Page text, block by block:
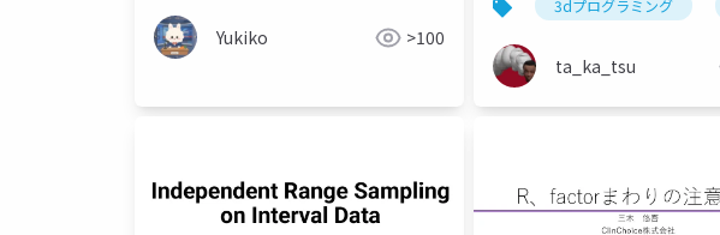
Yukiko >100
3dプログラミング
ta_ka_tsu